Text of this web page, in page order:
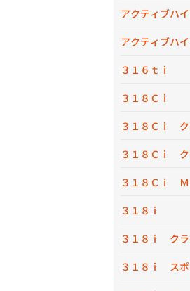
アクティブハ
アクティブハ
３１６ｔｉ
３１８Ｃｉ
３１８Ｃｉ
３１８Ｃｉ
３１８Ｃｉ
３１８ｉ
３１８ｉ ク
３１８ｉ ス